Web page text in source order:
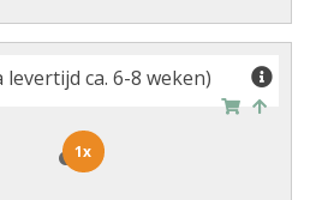
levertijd ca. 6-8 weken)
1x
1x